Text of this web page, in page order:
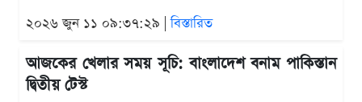
২০২৬ জুন ১১ ০৯:৩৭:২৯ |বিস্তারিত
আজকের খেলার সময় সূচি: বাংলাদেশ বনাম পাকিস্তান
দ্বিতীয় টেস্ট